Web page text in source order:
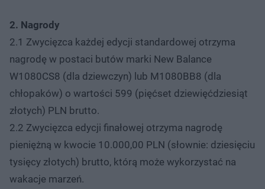
2. Nagrody
2.1 Zwycięzca każdej edycji standardowej otrzyma
nagrodę w postaci butów marki New Balance
W1080CS8 (dla dziewczyn) lub M1080BB8 (dla
chłopaków) o wartości 599 (pięćset dziewięćdziesiąt
złotych) PLN brutto.
2.2 Zwycięzca edycji finałowej otrzyma nagrodę
pieniężną w kwocie 10.000,00 PLN (słownie: dziesięciu
tysięcy złotych) brutto, którą może wykorzystać na
wakacje marzeń.